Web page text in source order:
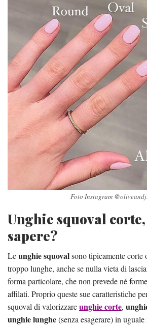
Foto Instagram
Unghie squoval corte,
sapere?
Leunghie squovalsono tipicamente corte
troppo lunghe, anche se nulla vieta di
forma particolare, che non prevede né
affilati. Proprio queste sue caratteristiche
squoval di valorizzareunghie corte,
unghie lunghe(senza esagerare) in uguale